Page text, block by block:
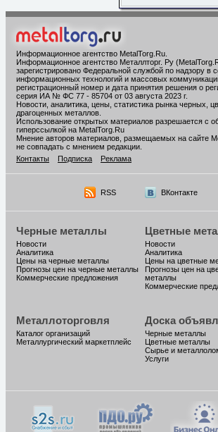
Информационное агентство MetalTorg.Ru
Информационное агентство Металлторг. Ру
зарегистрировано Федеральной службой по надзору в
информационных технологий и массовых
регистрационный номер и дата принятия решения о
серия ИА № ФС 77 - 85704 от 03 августа 2023 г.
Новости, аналитика, цены, статистика рынка черных,
драгоценных металлов.
Использование открытых материалов разрешается с
гиперссылкой на MetalTorg.Ru
Мнение авторов материалов, размещаемых на сайте
не совпадать с мнением редакции.
Контакты
Подписка Реклама
RSS ВКонтакте
Черные металлы
Новости
Аналитика
Цены на черные металлы
Прогнозы цен на черные металлы
Коммерческие предложения
Цветные
Новости
Аналитика
Цены на цветные
Прогнозы цен на
металлы
Коммерческие
Металлоторговля
Каталог организаций
Металлургический маркетплейс
Доска
Черные металлы
Цветные металлы
Сырье и
Услуги